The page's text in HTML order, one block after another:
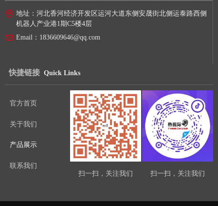
地址： 河北香河经济开发区运河大道东侧安晟街北侧运泰路西侧
机器人产业港1期C5楼4层
Email： 1836609646@qq.com
快捷链接 Quick Links
官方首页
关于我们
产品展示
联系我们
扫一扫，关注我们
扫一扫，关注我们